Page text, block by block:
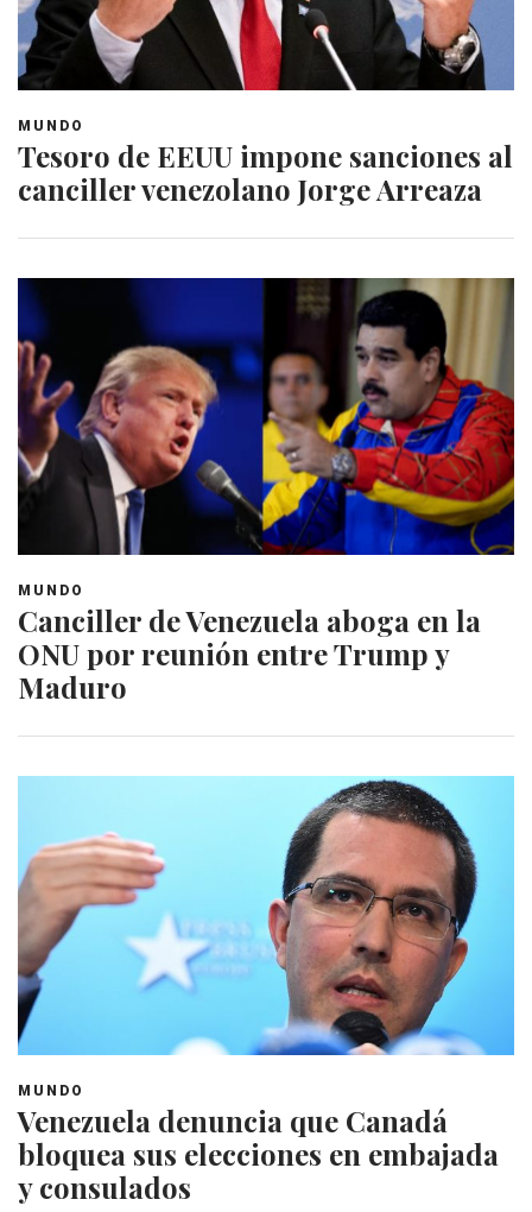
MUNDO
Tesoro de EEUU impone sanciones al
canciller venezolano Jorge Arreaza
MUNDO
Canciller de Venezuela aboga en la
ONU por reunión entre Trump y
Maduro
MUNDO
Venezuela denuncia que Canadá
bloquea sus elecciones en embajada
y consulados